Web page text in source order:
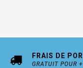
Boucliers de
Inserts en acier
FRAIS DE
GRATUIT POUR